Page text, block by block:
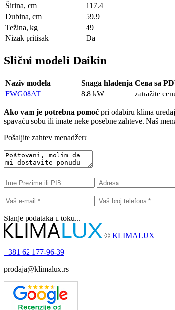
Širina, сm
117.4
Dubina, сm
59.9
Težina, kg
49
Nizak pritisak
Da
Slični modeli Daikin
Naziv modela Snaga hlađenja Cena sa
FWG08AT
8.8 kW zatražite
Ako vam je potrebna pomoć pri odabiru klima
spavaću sobu ili imate neke posebne zahteve. Naš
Pošaljite zahtev menadžeru
Slanje podataka u toku...
© KLIMALUX
+381 62 177-96-39
prodaja@klimalux.rs